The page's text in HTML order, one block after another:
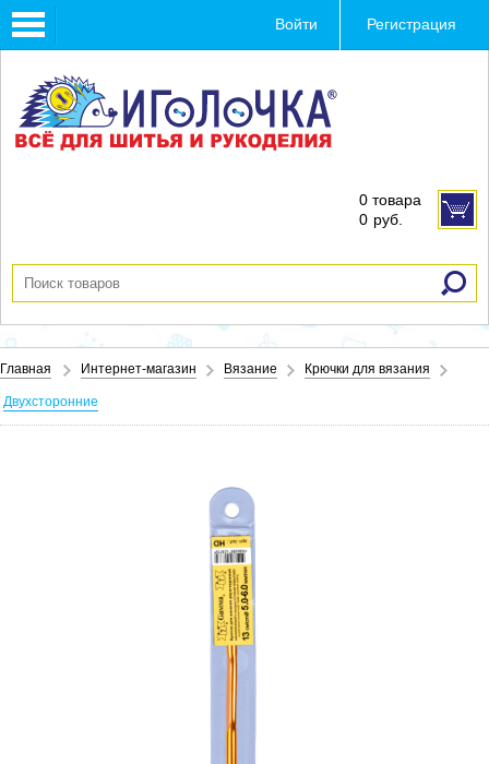
Toggle
navigation
Войти Регистрация
0 товара
0 руб.
Главная Интернет-магазин Вязание Крючки для вязания
Двухсторонние